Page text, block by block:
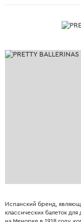
Испанский бренд,
классических балеток